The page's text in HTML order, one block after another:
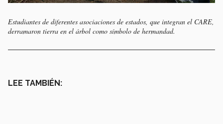
Estudiantes de diferentes asociaciones de estados, que integran el CARE,
derramaron tierra en el árbol como símbolo de hermandad.
LEE TAMBIÉN: